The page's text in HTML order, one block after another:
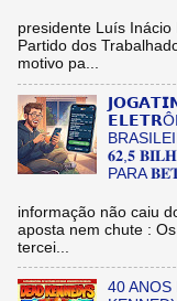
presidente Luís Inácio
Partido dos
motivo pa...
𝟔𝟐,𝟓
PARA
informação não caiu
aposta nem chute :
tercei...
40 ANOS